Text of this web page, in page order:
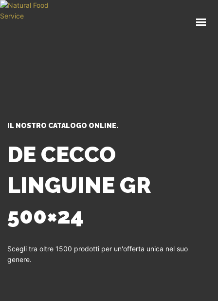
IL NOSTRO CATALOGO ONLINE.
DE CECCO
LINGUINE GR
500×24
Scegli tra oltre 1500 prodotti per un'offerta unica nel suo
genere.